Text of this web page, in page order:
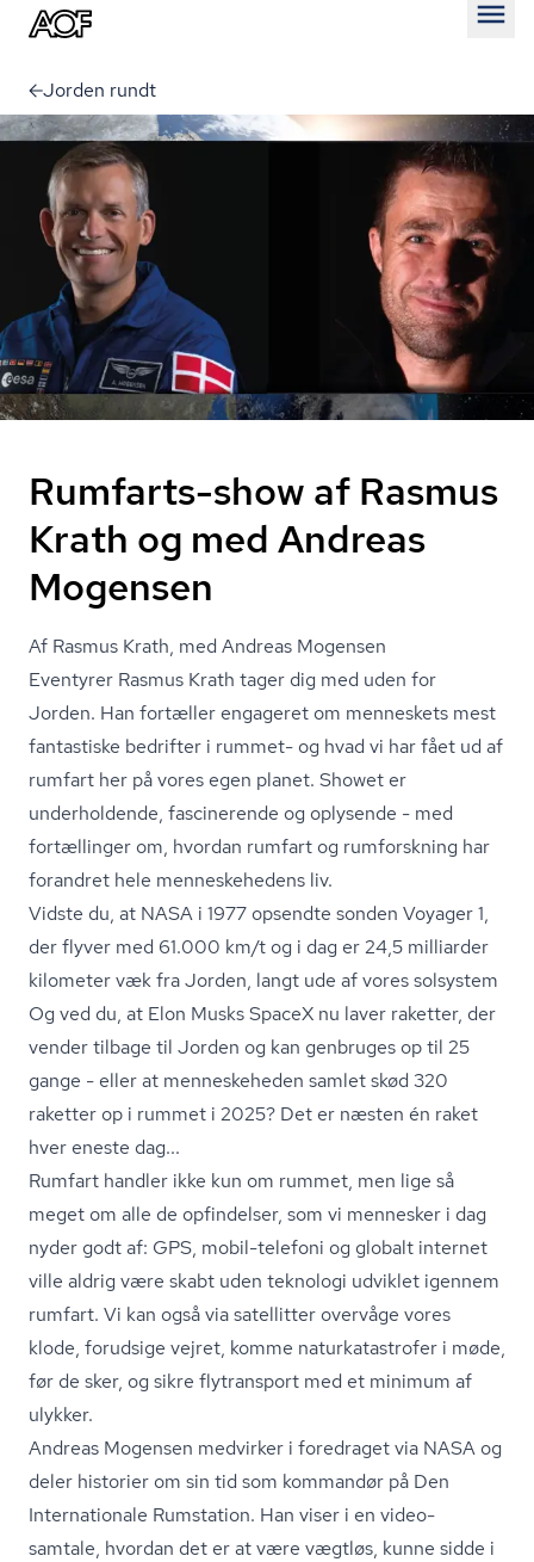
Jorden rundt
Rumfarts-show af Rasmus
Krath og med Andreas
Mogensen
Af Rasmus Krath, med Andreas Mogensen
Eventyrer Rasmus Krath tager dig med uden for
Jorden. Han fortæller engageret om menneskets mest
fantastiske bedrifter i rummet- og hvad vi har fået ud af
rumfart her på vores egen planet. Showet er
underholdende, fascinerende og oplysende - med
fortællinger om, hvordan rumfart og rumforskning har
forandret hele menneskehedens liv.
Vidste du, at NASA i 1977 opsendte sonden Voyager 1,
der flyver med 61.000 km/t og i dag er 24,5 milliarder
kilometer væk fra Jorden, langt ude af vores solsystem
Og ved du, at Elon Musks SpaceX nu laver raketter, der
vender tilbage til Jorden og kan genbruges op til 25
gange - eller at menneskeheden samlet skød 320
raketter op i rummet i 2025? Det er næsten én raket
hver eneste dag...
Rumfart handler ikke kun om rummet, men lige så
meget om alle de opfindelser, som vi mennesker i dag
nyder godt af: GPS, mobil-telefoni og globalt internet
ville aldrig være skabt uden teknologi udviklet igennem
rumfart. Vi kan også via satellitter overvåge vores
klode, forudsige vejret, komme na­tur­ka­ta­stro­fer i møde,
før de sker, og sikre flytransport med et minimum af
ulykker.
Andreas Mogensen medvirker i foredraget via NASA og
deler historier om sin tid som kommandør på Den
Internationale Rumstation. Han viser i en video-
samtale, hvordan det er at være vægtløs, kunne sidde i